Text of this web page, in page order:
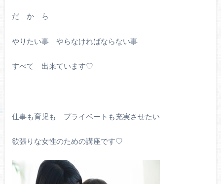
だ か ら
やりたい事 やらなければならない事
すべて 出来ています♡
仕事も育児も プライベートも充実させたい
欲張りな女性のための講座です♡